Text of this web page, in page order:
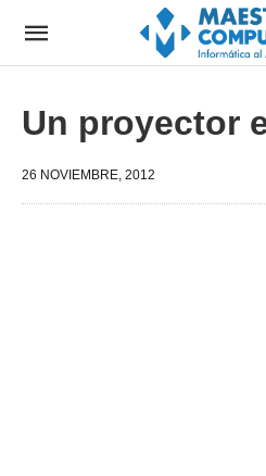
Un proyector
26 NOVIEMBRE, 2012